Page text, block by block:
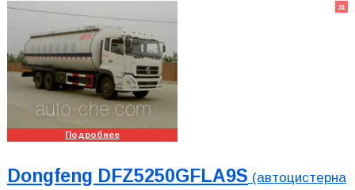
31
Подробнее
Dongfeng DFZ5250GFLA9S (автоцистерна